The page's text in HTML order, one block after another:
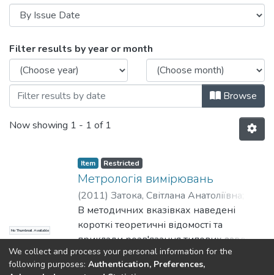
Browsing Кафедра інформаційно-
Filter results by year or month
Browse
Now showing 1 - 1 of 1
No Thumbnail Available
Item Restricted
Метрологія вимірювань
(2011) Затока, Світлана Анатоліївна
Авіаційних і космічних систем;НТУУ
«КПІ»
В методичних вказівках наведені
короткі теоретичні відомості та
приклади розв'язання типових завдань
розрахунково-графічної роботи.
Show more
We collect and process your personal information for the
following purposes: Authentication, Preferences,